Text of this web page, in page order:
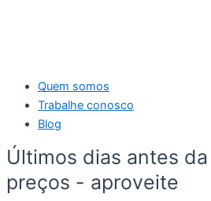
Quem somos
Trabalhe conosco
Blog
Últimos dias antes
preços - aproveite